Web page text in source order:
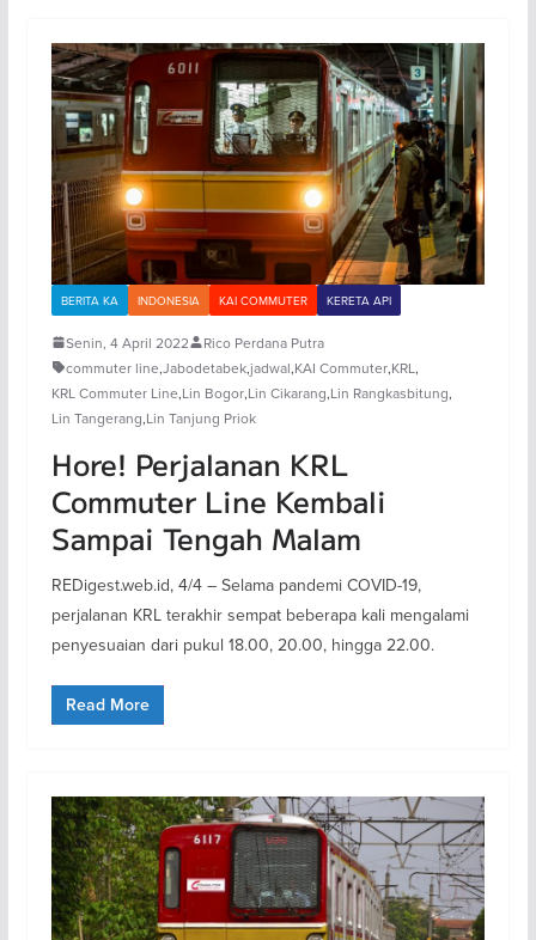
BERITA KA INDONESIA KAI COMMUTER KERETA API
Senin, 4 April 2022
Rico Perdana Putra
commuter line,Jabodetabek,jadwal,KAI Commuter,KRL,
KRL Commuter Line,Lin Bogor,Lin Cikarang,Lin Rangkasbitung,
Lin Tangerang,Lin Tanjung Priok
Hore! Perjalanan KRL
Commuter Line Kembali
Sampai Tengah Malam
REDigest.web.id, 4/4 – Selama pandemi COVID-19,
perjalanan KRL terakhir sempat beberapa kali mengalami
penyesuaian dari pukul 18.00, 20.00, hingga 22.00.
Read More